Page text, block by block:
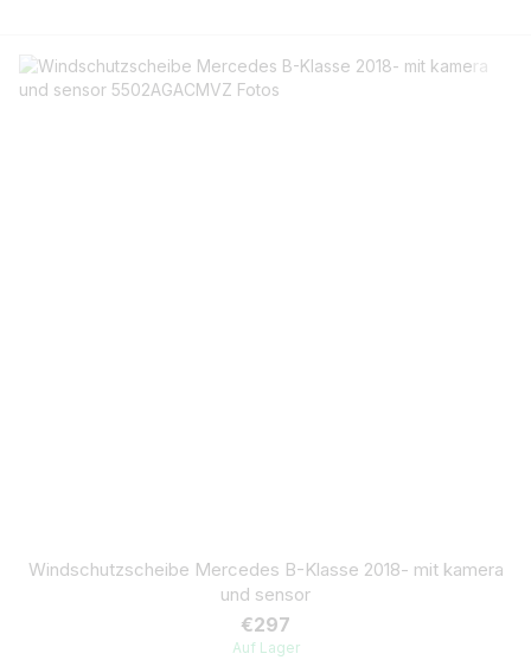
Windschutzscheibe Mercedes B-Klasse 2018- mit kamera
und sensor
€297
Auf Lager